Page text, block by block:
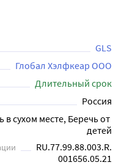
является важным
Без добавления
поддерживает
угрозы для
здоровья в
в дополнительной
GLS
Глобал Хэлфкеар ООО
Длительный срок
Россия
в сухом месте, Беречь от
детей
RU.77.99.88.003.R.
001656.05.21